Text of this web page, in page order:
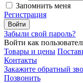
Запомнить меня
Регистрация
Забыли свой пароль?
Войти как
Товары и цены
Контакты
Закажите обратный
Позвонить